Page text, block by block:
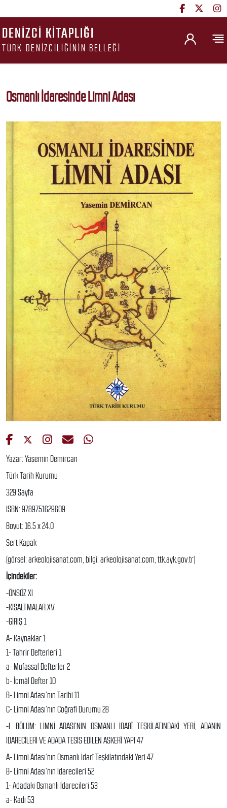
DENIZCI KITAPLIĞI
TÜRK DENIZCILIĞININ BELLEĞI
Osmanlı İdaresinde Limni Adası
Yazar: Yasemin Demircan
Türk Tarih Kurumu
329 Sayfa
ISBN: 9789751629609
Boyut: 16.5 x 24.0
Sert Kapak
(görsel: arkeolojisanat.com, bilgi: arkeolojisanat.com, ttk.ayk.gov.tr)
İçindekiler:
-ÖNSÖZ XI
-KISALTMALAR XV
-GİRİŞ 1
A- Kaynaklar 1
1- Tahrir Defterleri 1
a- Mufassal Defterler 2
b- İcmâl Defter 10
B- Limni Adası’nın Tarihi 11
C- Limni Adası’nın Coğrafî Durumu 28
-I. BÖLÜM: LİMNİ ADASI’NIN OSMANLI İDARÎ TEŞKİLATINDAKİ YERİ, ADANIN
İDARECİLERİ VE ADADA TESİS EDİLEN ASKERÎ YAPI 47
A- Limni Adası’nın Osmanlı İdarî Teşkilatındaki Yeri 47
B- Limni Adası’nın İdarecileri 52
1- Adadaki Osmanlı İdarecileri 53
a- Kadı 53